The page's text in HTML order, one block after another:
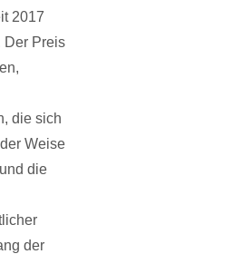
2017
Der Preis
die sich
Weise
die
der